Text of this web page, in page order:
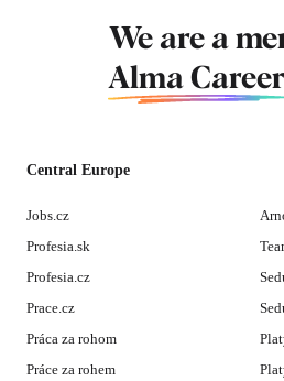
We are a
Alma Career
Central Europe
Jobs.cz
Profesia.sk
Profesia.cz
Prace.cz
Práca za rohom
Práce za rohem